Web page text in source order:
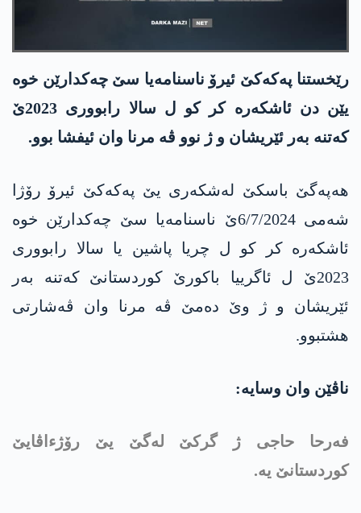
رێخستنا په‌كه‌كێ ئیرۆ ناسنامه‌یا سێ چه‌كدارێن خوه‌
یێن دن ئاشكه‌ره‌ كر كو ل سالا رابووری 2023ێ
كه‌تنه‌ به‌ر ئێریشان و ژ نوو ڤه‌ مرنا وان ئیفشا بوو.
هه‌په‌گێ باسكێ له‌شكه‌ری یێ په‌كه‌كێ ئیرۆ رۆژا
شه‌می 6/7/2024ێ ناسنامه‌یا سێ چه‌كدارێن خوه‌
ئاشكه‌ره‌ كر كو ل چریا پاشین یا سالا رابووری
2023ێ ل ئاگرییا باكورێ كوردستانێ كه‌تنه‌ به‌ر
ئێریشان و ژ وێ ده‌مێ ڤه‌ مرنا وان ڤه‌شارتی
هشتبوو.
ناڤێن وان وسایه‌:
فەرحا حاجی ژ گرکێ لەگێ یێ رۆژءاڤایێ
کوردستانێ یە.